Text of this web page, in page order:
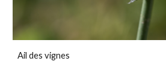
Ail des vignes